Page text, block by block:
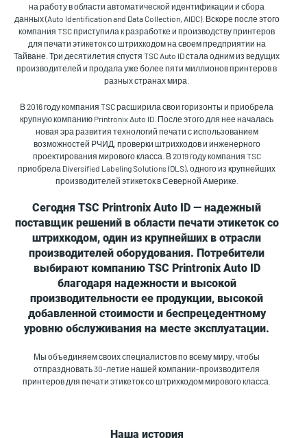
на работу в области автоматической идентификации и сбора
данных (Auto Identification and Data Collection, AIDC). Вскоре после этого
компания TSC приступила к разработке и производству принтеров
для печати этикеток со штрихкодом на своем предприятии на
Тайване. Три десятилетия спустя TSC Auto ID стала одним из ведущих
производителей и продала уже более пяти миллионов принтеров в
разных странах мира.
В 2016 году компания TSC расширила свои горизонты и приобрела
крупную компанию Printronix Auto ID. После этого для нее началась
новая эра развития технологий печати с использованием
возможностей РЧИД, проверки штрихкодов и инженерного
проектирования мирового класса. В 2019 году компания TSC
приобрела Diversified Labeling Solutions (DLS), одного из крупнейших
производителей этикеток в Северной Америке.
Сегодня TSC Printronix Auto ID — надежный
поставщик решений в области печати этикеток со
штрихкодом, один из крупнейших в отрасли
производителей оборудования. Потребители
выбирают компанию TSC Printronix Auto ID
благодаря надежности и высокой
производительности ее продукции, высокой
добавленной стоимости и беспрецедентному
уровню обслуживания на месте эксплуатации.
Мы объединяем своих специалистов по всему миру, чтобы
отпраздновать 30-летие нашей компании-производителя
принтеров для печати этикеток со штрихкодом мирового класса.
Наша история